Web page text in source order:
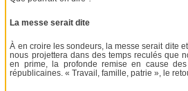
La messe serait dite
À en croire les sondeurs, la messe serait dite
nous projettera dans des temps reculés que
en prime, la profonde remise en cause
républicaines. « Travail, famille, patrie », le